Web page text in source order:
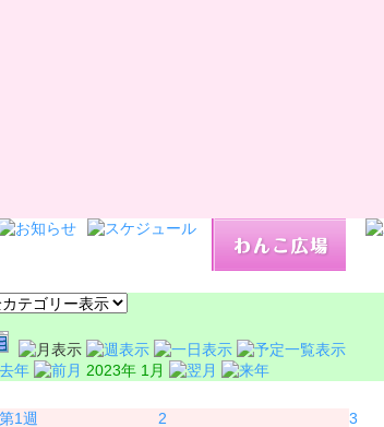
2023年 1月
2
3